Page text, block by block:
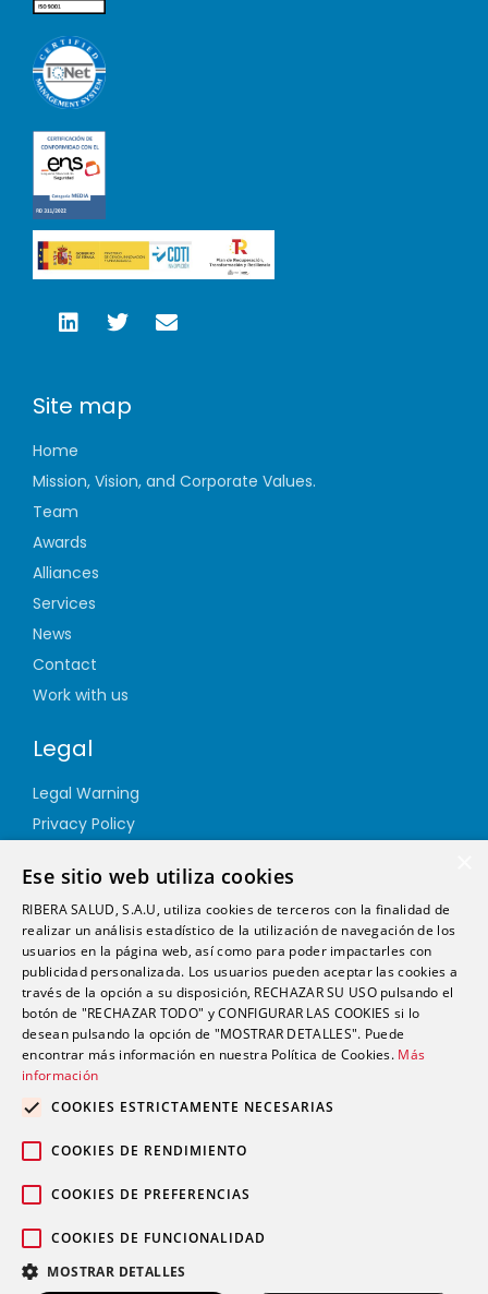
Site map
Home
Mission, Vision, and Corporate Values.
Team
Awards
Alliances
Services
News
Contact
Work with us
Legal
Legal Warning
Privacy Policy
Quality Policy
Information Security Policy
Ethics channel
Address
info@futurshealth.com
planta Elche 03203 (Alicante)
English
Español
Copyright 2020. Futurs Health. v 4.0.
Ese sitio web utiliza cookies
RIBERA SALUD, S.A.U, utiliza cookies de terceros con la finalidad de
realizar un análisis estadístico de la utilización de navegación de los
usuarios en la página web, así como para poder impactarles con
publicidad personalizada. Los usuarios pueden aceptar las cookies a
través de la opción a su disposición, RECHAZAR SU USO pulsando el
botón de "RECHAZAR TODO" y CONFIGURAR LAS COOKIES si lo
desean pulsando la opción de "MOSTRAR DETALLES". Puede
encontrar más información en nuestra Política de Cookies. Más
información
COOKIES ESTRICTAMENTE NECESARIAS
COOKIES DE RENDIMIENTO
COOKIES DE PREFERENCIAS
COOKIES DE FUNCIONALIDAD
MOSTRAR DETALLES